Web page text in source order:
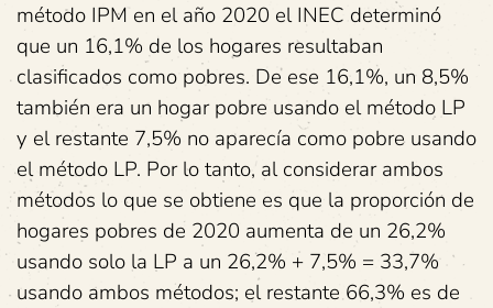
método IPM en el año 2020 el INEC determinó
que un 16,1% de los hogares resultaban
clasificados como pobres. De ese 16,1%, un 8,5%
también era un hogar pobre usando el método LP
y el restante 7,5% no aparecía como pobre usando
el método LP. Por lo tanto, al considerar ambos
métodos lo que se obtiene es que la proporción de
hogares pobres de 2020 aumenta de un 26,2%
usando solo la LP a un 26,2% + 7,5% = 33,7%
usando ambos métodos; el restante 66,3% es de